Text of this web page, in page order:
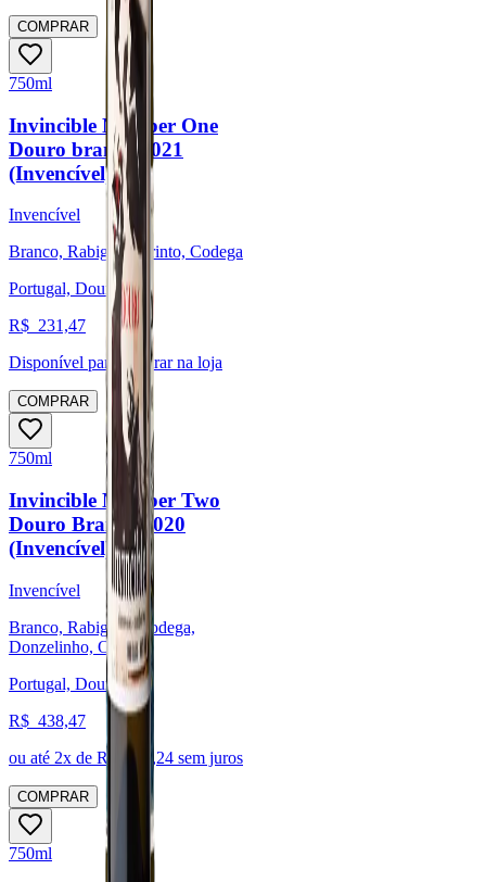
COMPRAR
750ml
Invincible Number One
Douro branco 2021
(Invencível)
Invencível
Branco, Rabigato, Arinto, Codega
Portugal, Douro
R$ 231,47
Disponível para:
Retirar na loja
COMPRAR
750ml
Invincible Number Two
Douro Branco 2020
(Invencível)
Invencível
Branco, Rabigato, Codega,
Donzelinho, Outras
Portugal, Douro
R$ 438,47
ou até 2x de R$ 219,24 sem juros
COMPRAR
750ml